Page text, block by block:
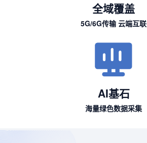
全域覆盖
5G/6G传输 云端互联
AI基石
海量绿色数据采集